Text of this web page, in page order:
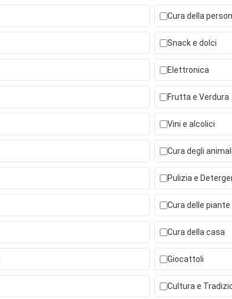
Cura della
Snack e dolci
Elettronica
Frutta e Verdura
Vini e alcolici
Cura degli animali
Pulizia e
Cura delle piante
Cura della casa
Giocattoli
Cultura e